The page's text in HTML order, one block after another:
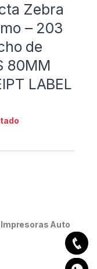
Zebra
– 203
de
80MM
LABEL
Impresoras Auto